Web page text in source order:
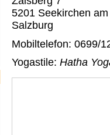
5201 Seekirchen
Salzburg
Mobiltelefon: 0699/
Yogastile: Hatha